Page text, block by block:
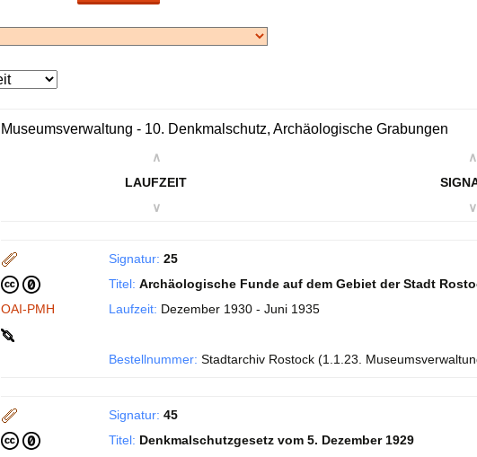
Museumsverwaltung - 10. Denkmalschutz, Archäologische Grabungen
∧
LAUFZEIT
∨
∧
∨
OAI-PMH
Signatur: 25
Titel: Archäologische Funde auf dem Gebiet der Stadt
Laufzeit: Dezember 1930 - Juni 1935
Bestellnummer: Stadtarchiv Rostock (1.1.23.
Signatur: 45
Titel: Denkmalschutzgesetz vom 5. Dezember 1929